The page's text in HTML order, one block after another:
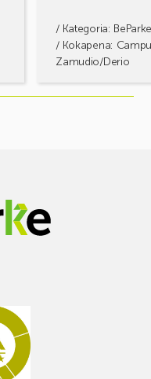
/ Kategoria:
/ Kokapena:
Zamudio/Derio